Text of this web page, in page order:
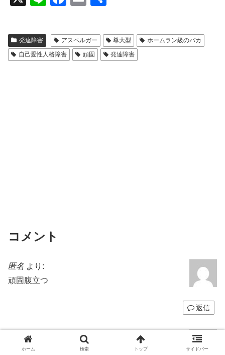
e
c
e
b
ail
発達障害 アスペルガー 尊大型
ホームラン級のバカ
自己愛性人格障害
頑固 発達障害
コメント
匿名 より:
頑固腹立つ
返信
より:
アスペw
ホーム 検索 トップ サイドバー